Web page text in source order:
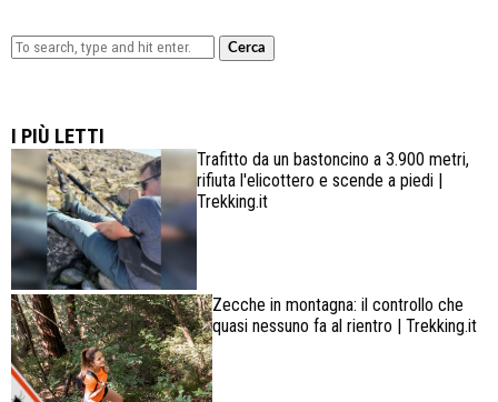
Cerca
I PIÙ LETTI
Trafitto da un bastoncino a 3.900 metri,
rifiuta l'elicottero e scende a piedi |
Trekking.it
Zecche in montagna: il controllo che
quasi nessuno fa al rientro | Trekking.it